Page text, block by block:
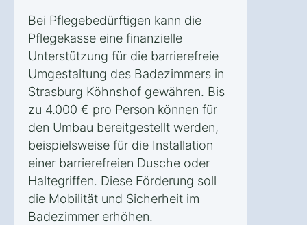
Bei Pflegebedürftigen kann die
Pflegekasse eine finanzielle
Unterstützung für die barrierefreie
Umgestaltung des Badezimmers in
Strasburg Köhnshof gewähren. Bis
zu 4.000 € pro Person können für
den Umbau bereitgestellt werden,
beispielsweise für die Installation
einer barrierefreien Dusche oder
Haltegriffen. Diese Förderung soll
die Mobilität und Sicherheit im
Badezimmer erhöhen.